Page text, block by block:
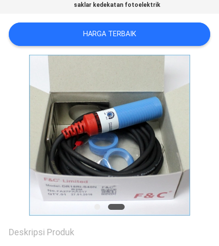
saklar kedekatan fotoelektrik
HARGA TERBAIK
Deskripsi Produk